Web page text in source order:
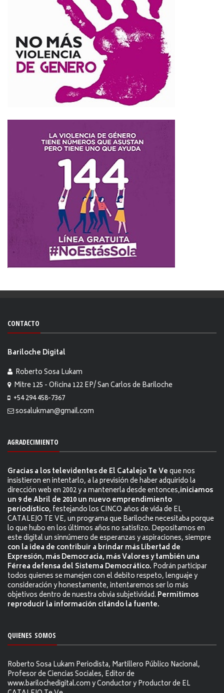
CONTACTO
Bariloche Digital
Roberto Sosa Lukam
Mitre 125 - Oficina 122 EP/ San Carlos de Bariloche
+54 294 458-7367
sosalukman@gmail.com
AGRADECIMIENTO
Gracias a los televidentes de El Catalejo Te Veque nos
insistieron en intentarlo, a la previsión de haber adquirido la
dirección web en 2002 y a mantenerla desde entonces,iniciamos
un 9 de Abril de 2010 un nuevo emprendimiento
periodístico, festejando los CINCO años de vida de EL
CATALEJO TE VE, un programa que Bariloche necesitaba porque
lo que hubo en los últimos años no satisfizo. Depositamos en
este digital un sinnúmero de esperanzas y aspiraciones, siempre
con la idea de contribuir a brindar más Libertad de
Expresión, más Democracia, más Valores y también una
Férrea defensa del Sistema Democrático. Podrán participar
todos quienes se manejen con el debito respeto, lenguaje y
consideración y honestamente, intentaremos ser lo más
objetivos dentro de nuestra obvia subjetividad. Permitimos
reproducir la información citándo la fuente.
QUIENES SOMOS
Roberto Sosa Lukam Periodista, Martillero Público Nacional,
Profesor de Ciencias Sociales, Editor de
www.barilochedigital.com y Conductor y Productor de EL